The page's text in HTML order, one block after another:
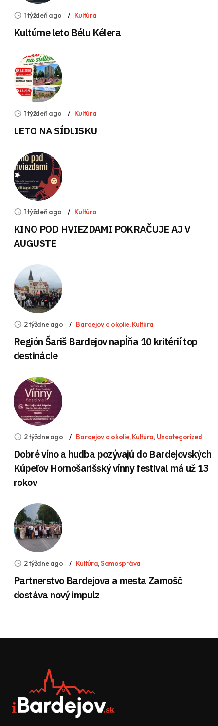
1 týždeň ago Kultúra
Kultúrne leto Bélu Kélera
1 týždeň ago Kultúra
LETO NA SÍDLISKU
1 týždeň ago Kultúra
KINO POD HVIEZDAMI POKRAČUJE AJ V
AUGUSTE
2 týždne ago Bardejov a okolie,Kultúra
Región Šariš Bardejov napĺňa 10 kritérií top
destinácie
2 týždne ago Bardejov a okolie,Kultúra, Uncategorized
Dobré víno a hudba pozývajú do Bardejovských
Kúpeľov Hornošarišský vínny festival má už 13
rokov
2 týždne ago Kultúra,Samospráva
Partnerstvo Bardejova a mesta Zamošč
dostáva nový impulz